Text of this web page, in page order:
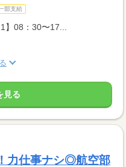
部支給
08：30〜17...
見る
力仕事ナシ◎航空部